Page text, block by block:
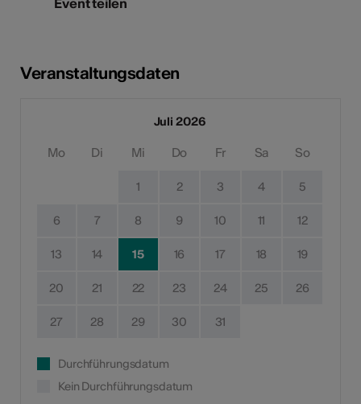
Event teilen
Veranstaltungsdaten
Juli 2026
Mo Di Mi Do Fr Sa So
1 2 3 4 5
6 7 8 9 10 11 12
13 14 15 16 17 18 19
20 21 22 23 24 25 26
27 28 29 30 31
Durchführungsdatum
Kein Durchführungsdatum